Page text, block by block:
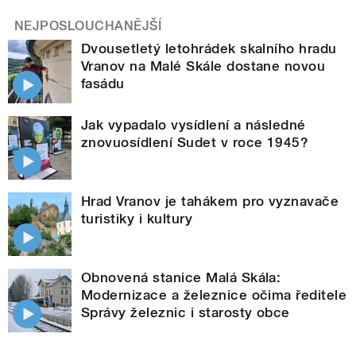
NEJPOSLOUCHANĚJŠÍ
Dvousetletý letohrádek skalního hradu
Vranov na Malé Skále dostane novou
fasádu
Jak vypadalo vysídlení a následné
znovuosídlení Sudet v roce 1945?
Hrad Vranov je tahákem pro vyznavače
turistiky i kultury
Obnovená stanice Malá Skála:
Modernizace a železnice očima ředitele
Správy železnic i starosty obce